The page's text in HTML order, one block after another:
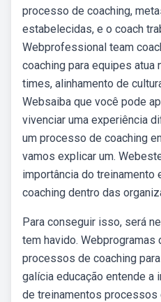
processo de coaching,
estabelecidas, e o coach
Webprofessional team
coaching para equipes atua
times, alinhamento de
Websaiba que você pode
vivenciar uma experiência
um processo de coaching
vamos explicar um.
importância do treinamento
coaching dentro das
Para conseguir isso, será
tem havido. Webprogramas
processos de coaching
galícia educação entende a
de treinamentos processos